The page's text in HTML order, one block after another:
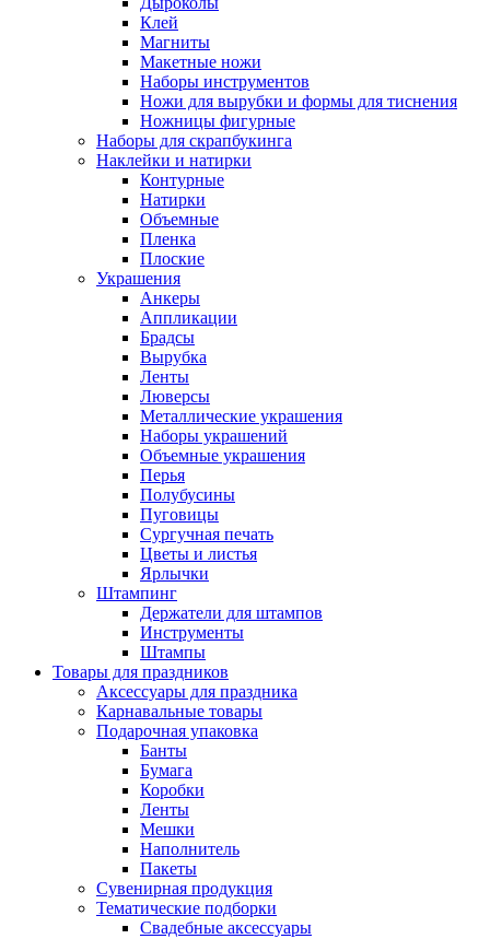
Клей
Магниты
Макетные ножи
Наборы инструментов
Ножи для вырубки и формы для тиснения
Ножницы фигурные
Наборы для скрапбукинга
Наклейки и натирки
Контурные
Натирки
Объемные
Пленка
Плоские
Украшения
Анкеры
Аппликации
Брадсы
Вырубка
Ленты
Люверсы
Металлические украшения
Наборы украшений
Объемные украшения
Перья
Полубусины
Пуговицы
Сургучная печать
Цветы и листья
Ярлычки
Штампинг
Держатели для штампов
Инструменты
Штампы
Товары для праздников
Аксессуары для праздника
Карнавальные товары
Подарочная упаковка
Банты
Бумага
Коробки
Ленты
Мешки
Наполнитель
Пакеты
Сувенирная продукция
Тематические подборки
Свадебные аксессуары